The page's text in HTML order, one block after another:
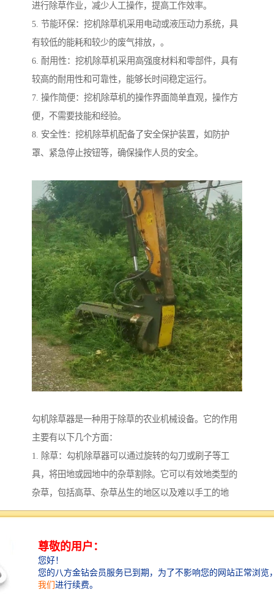
进行除草作业，减少人工操作，提高工作效率。
5. 节能环保：挖机除草机采用电动或液压动力系统，具
有较低的能耗和较少的废气排放，。
6. 耐用性：挖机除草机采用高强度材料和零部件，具有
较高的耐用性和可靠性，能够长时间稳定运行。
7. 操作简便：挖机除草机的操作界面简单直观，操作方
便，不需要技能和经验。
8. 安全性：挖机除草机配备了安全保护装置，如防护
罩、紧急停止按钮等，确保操作人员的安全。
勾机除草器是一种用于除草的农业机械设备。它的作用
主要有以下几个方面：
1. 除草：勾机除草器可以通过旋转的勾刀或刷子等工
具，将田地或园地中的杂草割除。它可以有效地类型的
杂草，包括高草、杂草丛生的地区以及难以手工的地
方。这有助于保持农田或园地的整洁，减少杂草对作物
2. 改善土壤通气性：勾机除草器在除草的同时，还会将
土壤松动，促进土壤的通气性和透水性。这对于作物的
根系生长和养分吸收重要，有助于提高作物的产量和质